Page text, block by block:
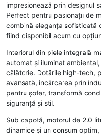
impresionează prin designul
Perfect pentru pasionații de
combină eleganța sofisticată
fiind disponibil acum cu
Interiorul din piele integrală
automat și iluminat
călătorie. Dotările high-tech,
avansată, încărcarea prin
pentru șofer, transformă
siguranță și stil.
Sub capotă, motorul de 2.0
dinamice și un consum